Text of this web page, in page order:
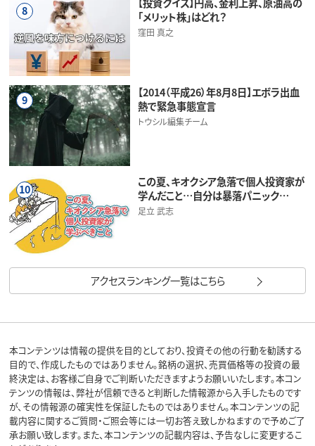
8
「メリット株」はどれ？
窪田 真之
9
【2014（平成26）年8月8日】エボラ出血
熱で緊急事態宣言
トウシル編集チーム
10
この夏、キオクシア急落で個人投資家が
学んだこと…自分は暴落パニック…
足立 武志
アクセスランキング一覧はこちら
本コンテンツは情報の提供を目的としており、投資その他の行動を勧誘する
目的で、作成したものではありません。銘柄の選択、売買価格等の投資の最
終決定は、お客様ご自身でご判断いただきますようお願いいたします。本コン
テンツの情報は、弊社が信頼できると判断した情報源から入手したものです
が、その情報源の確実性を保証したものではありません。本コンテンツの記
載内容に関するご質問・ご照会等には一切お答え致しかねますので予めご了
承お願い致します。また、本コンテンツの記載内容は、予告なしに変更するこ